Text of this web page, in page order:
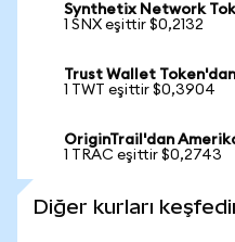
Synthetix Network
1 SNX eşittir $0,2132
Trust Wallet
1 TWT eşittir $0,3904
OriginTrail'dan
1 TRAC eşittir $0,2743
Diğer kurları